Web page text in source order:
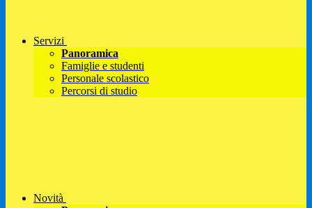
Servizi
Panoramica
Famiglie e studenti
Personale scolastico
Percorsi di studio
Novità